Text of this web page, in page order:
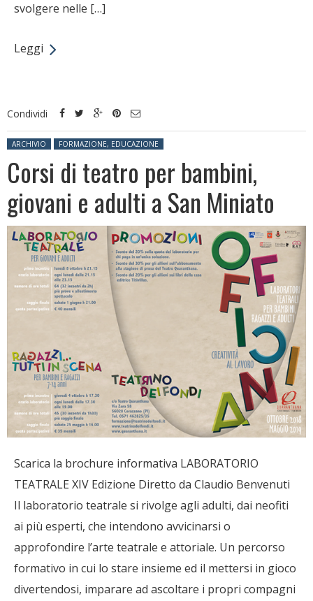
svolgere nelle […]
Leggi
Condividi
Posted in:
ARCHIVIO FORMAZIONE, EDUCAZIONE
Corsi di teatro per bambini,
giovani e adulti a San Miniato
Scarica la brochure informativa LABORATORIO
TEATRALE XIV Edizione Diretto da Claudio Benvenuti
Il laboratorio teatrale si rivolge agli adulti, dai neofiti
ai più esperti, che intendono avvicinarsi o
approfondire l’arte teatrale e attoriale. Un percorso
formativo in cui lo stare insieme ed il mettersi in gioco
divertendosi, imparare ad ascoltare i propri compagni